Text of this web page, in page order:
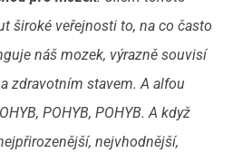
široké veřejnosti to, na co často
náš mozek, výrazně souvisí
zdravotním stavem. A alfou
POHYB, POHYB. A když
nejvhodnější,